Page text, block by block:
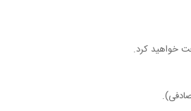
خواهید کرد.